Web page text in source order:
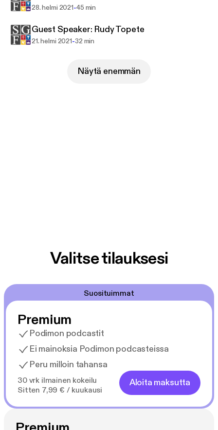
28. helmi 2021-45 min
Guest Speaker: Rudy Topete
21. helmi 2021-32 min
Näytä enemmän
Valitse tilauksesi
Suosituimmat
Premium
Podimon podcastit
Ei mainoksia Podimon podcasteissa
Peru milloin tahansa
30 vrk ilmainen kokeilu
Sitten 7,99 € / kuukausi
Aloita maksutta